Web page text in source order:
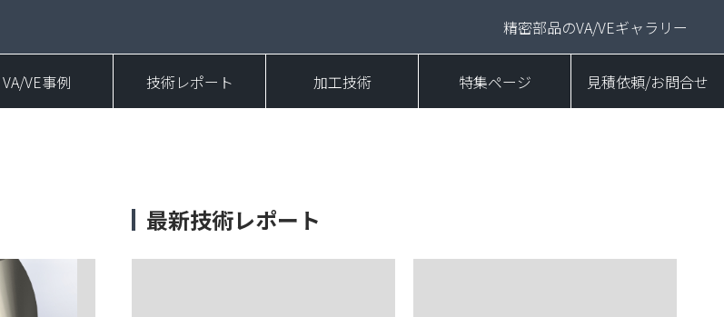
精密部品のVA/VEギャラリー
VA/VE事例 技術レポート 加工技術 特集ページ 見積依頼/お問合せ
最新技術レポート